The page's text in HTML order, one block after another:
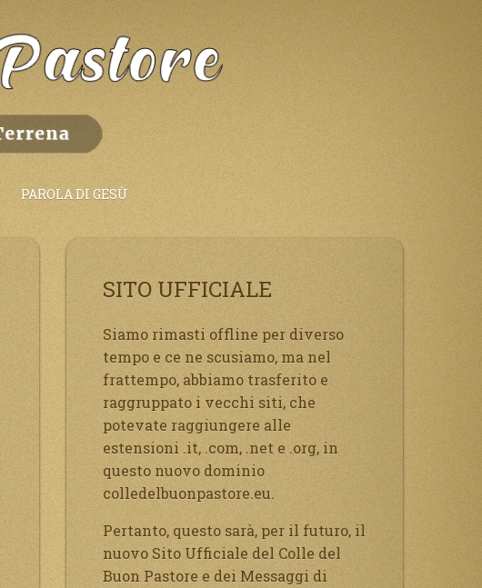
PAROLA DI GESÙ
SITO UFFICIALE
Siamo rimasti offline per diverso
tempo e ce ne scusiamo, ma nel
frattempo, abbiamo trasferito e
raggruppato i vecchi siti, che
potevate raggiungere alle
estensioni .it, .com, .net e .org, in
questo nuovo dominio
colledelbuonpastore.eu.
Pertanto, questo sarà, per il futuro, il
nuovo Sito Ufficiale del Colle del
Buon Pastore e dei Messaggi di